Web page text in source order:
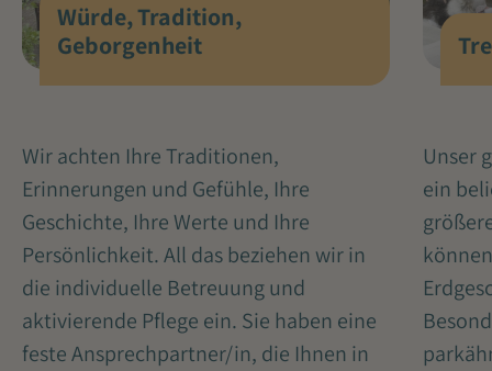
Würde, Tradition,
Geborgenheit
Wir achten Ihre Traditionen,
Erinnerungen und Gefühle, Ihre
Geschichte, Ihre Werte und Ihre
Persönlichkeit. All das beziehen wir in
die individuelle Betreuung und
aktivierende Pflege ein. Sie haben eine
feste Ansprechpartner/in, die Ihnen in
Unser
ein